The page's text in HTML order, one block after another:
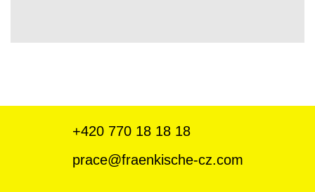
+420 770 18 18 18
prace@fraenkische-cz.com